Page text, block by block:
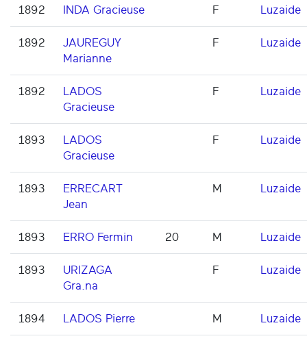
1892 INDA Gracieuse F Luzaide
1892
JAUREGUY
Marianne
F Luzaide
1892
LADOS
Gracieuse
F Luzaide
1893
LADOS
Gracieuse
F Luzaide
1893
ERRECART
Jean
M Luzaide
1893 ERRO Fermin 20 M Luzaide
1893
URIZAGA
Gra.na
F Luzaide
1894 LADOS Pierre M Luzaide